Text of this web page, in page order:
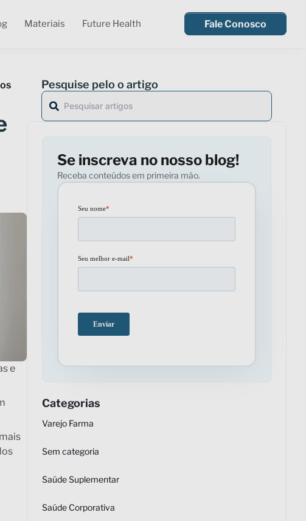
Materiais Future Health Fale Conosco
e
Pesquise pelo o artigo
Se inscreva no nosso blog!
Receba conteúdos em primeira mão.
Categorias
Varejo Farma
Sem categoria
Saúde Suplementar
Saúde Corporativa